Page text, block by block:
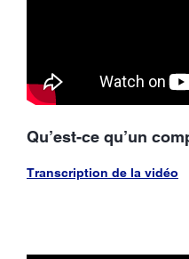
Qu’est-ce qu’un
Transcription de la vidéo